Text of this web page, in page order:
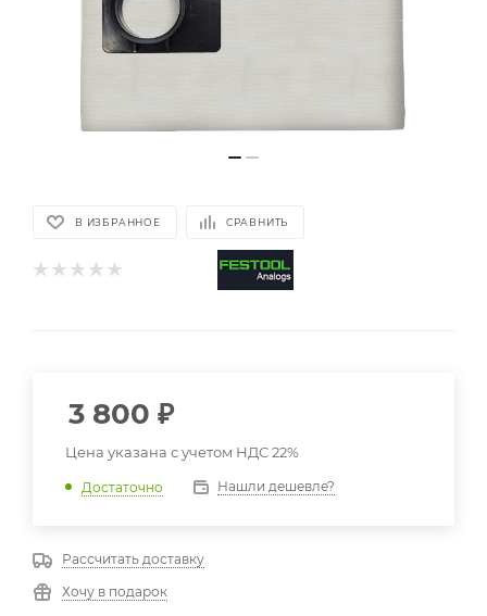
В ИЗБРАННОЕ СРАВНИТЬ
3 800 ₽
Цена указана с учетом НДС 22%
Достаточно Нашли дешевле?
Рассчитать доставку
Хочу в подарок